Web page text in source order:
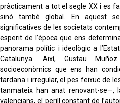
pràcticament a tot el segle XX i es
sinó també global. En aquest
significatives de les societats
esperit de l’època que ens
panorama polític i ideològic a
Catalunya. Així, Gustau
socioeconòmics que ens han
tardana i irregular, el pes feixuc de
tanmateix han anat renovant-se—,
valencians, el perill constant de